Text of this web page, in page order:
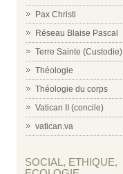
Pax Christi
Réseau Blaise Pascal
Terre Sainte (Custodie)
Théologie
Théologie du corps
Vatican II (concile)
vatican.va
SOCIAL, ETHIQUE,